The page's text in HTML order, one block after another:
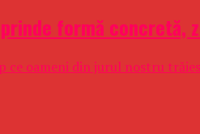
formă concretă,
oameni din jurul nostru